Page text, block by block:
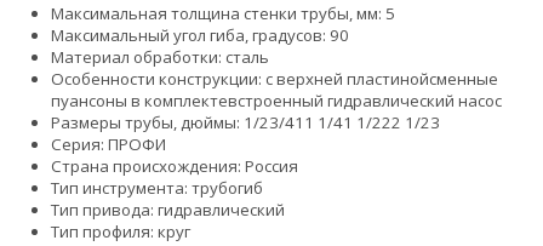
Максимальная толщина стенки трубы, мм: 5
Максимальный угол гиба, градусов: 90
Материал обработки: сталь
Особенности конструкции: с верхней пластинойсменные
пуансоны в комплектевстроенный гидравлический насос
Размеры трубы, дюймы: 1/23/41 1 1/41 1/222 1/23
Серия: ПРОФИ
Страна происхождения: Россия
Тип инструмента: трубогиб
Тип привода: гидравлический
Тип профиля: круг